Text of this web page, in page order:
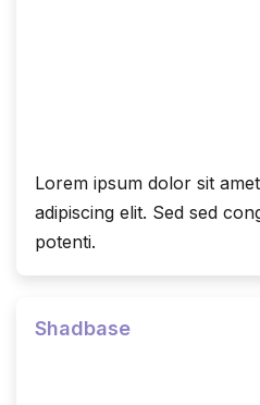
Lorem ipsum dolor sit
adipiscing elit. Sed sed
potenti.
Shadbase